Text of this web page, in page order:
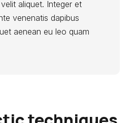
aliquet. Integer et
venenatis dapibus
aenean eu leo quam